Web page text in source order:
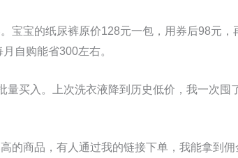
宝宝的纸尿裤原价128元一包，用券后98元
自购能省300左右。
量买入。上次洗衣液降到历史低价，我一次
的商品，有人通过我的链接下单，我能拿到